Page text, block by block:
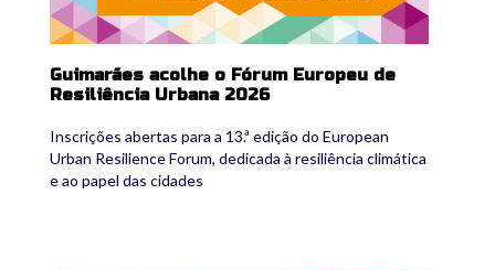
Guimarães acolhe o Fórum Europeu de
Resiliência Urbana 2026
Inscrições abertas para a 13.ª edição do European
Urban Resilience Forum, dedicada à resiliência climática
e ao papel das cidades